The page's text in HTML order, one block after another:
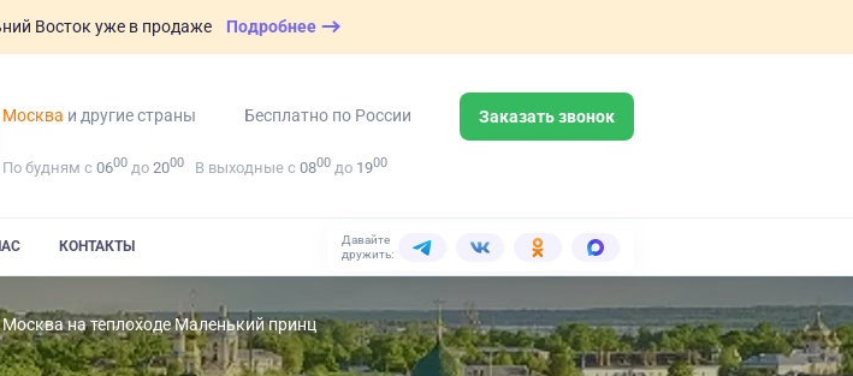
Восток уже в продаже Подробнее
Москва и другие страны Бесплатно по России Заказать звонок
По будням с 0600 до 2000 В выходные с 0800 до 1900
КОНТАКТЫ
Давайте
дружить:
на теплоходе Маленький принц